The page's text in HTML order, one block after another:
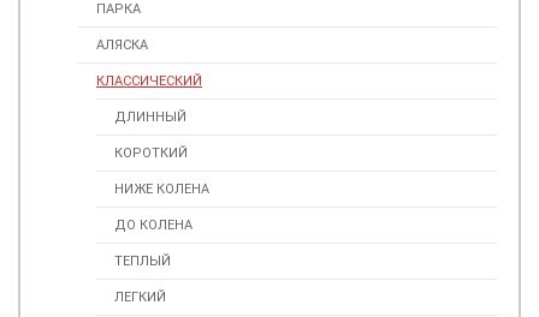
ПАРКА
АЛЯСКА
КЛАССИЧЕСКИЙ
ДЛИННЫЙ
КОРОТКИЙ
НИЖЕ КОЛЕНА
ДО КОЛЕНА
ТЕПЛЫЙ
ЛЕГКИЙ